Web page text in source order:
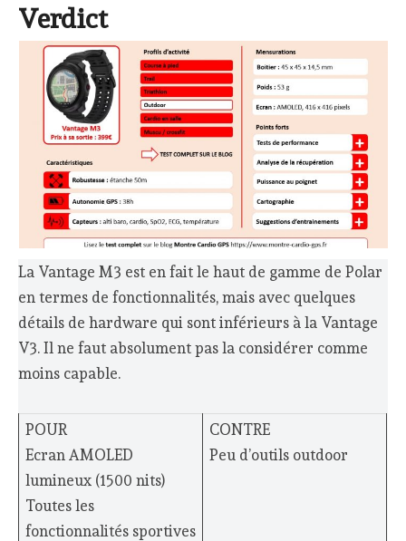
Verdict
La Vantage M3 est en fait le haut de gamme de Polar
en termes de fonctionnalités, mais avec quelques
détails de hardware qui sont inférieurs à la Vantage
V3. Il ne faut absolument pas la considérer comme
moins capable.
POUR
Ecran AMOLED
lumineux (1500 nits)
Toutes les
fonctionnalités sportives
CONTRE
Peu d’outils outdoor